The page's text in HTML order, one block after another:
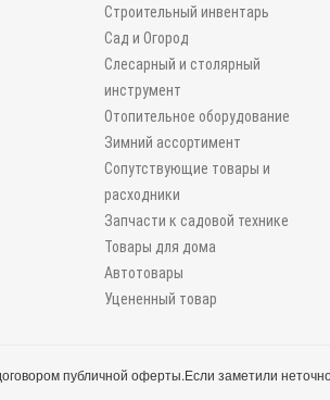
Строительный инвентарь
Сад и Огород
Слесарный и столярный
инструмент
Отопительное оборудование
Зимний ассортимент
Сопутствующие товары и
расходники
Запчасти к садовой технике
Товары для дома
Автотовары
Уцененный товар
публичной оферты.Если заметили